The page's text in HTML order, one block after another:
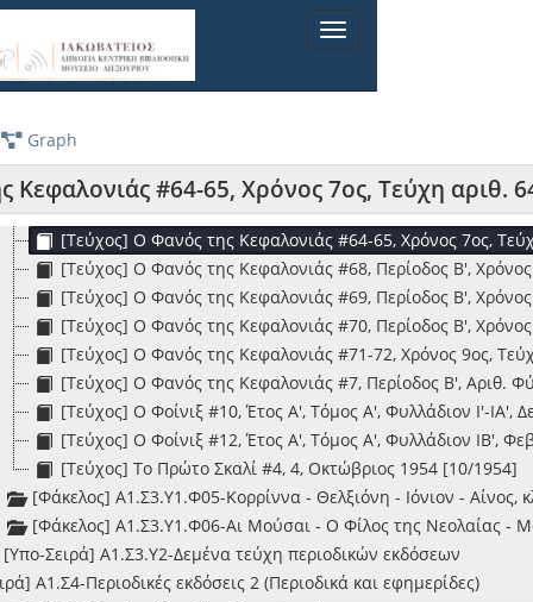
Toggle
navigation
Graph
Κεφαλονιάς #64-65, Χρόνος 7ος, Τεύχη αριθ.
[Τεύχος] Ο Λύχνος #8, Έτος 1ον, Αριθμός 8ος,
[Τεύχος] Ο Λύχνος #9, Έτος 1ον, Αριθμός 9ος,
[Τεύχος] Ο Φανός της Κεφαλονιάς #23-24, Χρόνος Γ', Αρ.
[Τεύχος] Ο Φανός της Κεφαλονιάς #32, Χρόνος Τέταρτος,
[Τεύχος] Ο Φανός της Κεφαλονιάς #50-51, Χρόνος 6ος,
[Τεύχος] Ο Φανός της Κεφαλονιάς #60-61, Χρόνος 6ος,
[Τεύχος] Ο Φανός της Κεφαλονιάς #62-63, Χρόνος 6ος,
[Τεύχος] Ο Φανός της Κεφαλονιάς #64-65, Χρόνος 7ος,
[Τεύχος] Ο Φανός της Κεφαλονιάς #68, Περίοδος Β',
[Τεύχος] Ο Φανός της Κεφαλονιάς #69, Περίοδος Β',
[Τεύχος] Ο Φανός της Κεφαλονιάς #70, Περίοδος Β',
[Τεύχος] Ο Φανός της Κεφαλονιάς #71-72, Χρόνος 9ος,
[Τεύχος] Ο Φανός της Κεφαλονιάς #7, Περίοδος Β', Αριθ.
[Τεύχος] Ο Φοίνιξ #10, Έτος Α', Τόμος Α', Φυλλάδιον Ι'-ΙΑ',
[Τεύχος] Ο Φοίνιξ #12, Έτος Α', Τόμος Α', Φυλλάδιον ΙΒ',
[Τεύχος] Το Πρώτο Σκαλί #4, 4, Οκτώβριος 1954 [10/1954]
[Φάκελος] Α1.Σ3.Υ1.Φ05-Κορρίννα - Θελξιόνη - Ιόνιον - Αίνος,
[Φάκελος] Α1.Σ3.Υ1.Φ06-Αι Μούσαι - Ο Φίλος της Νεολαίας -
[Υπο-Σειρά] Α1.Σ3.Υ2-Δεμένα τεύχη περιοδικών εκδόσεων
Α1.Σ4-Περιοδικές εκδόσεις 2 (Περιοδικά και εφημερίδες)